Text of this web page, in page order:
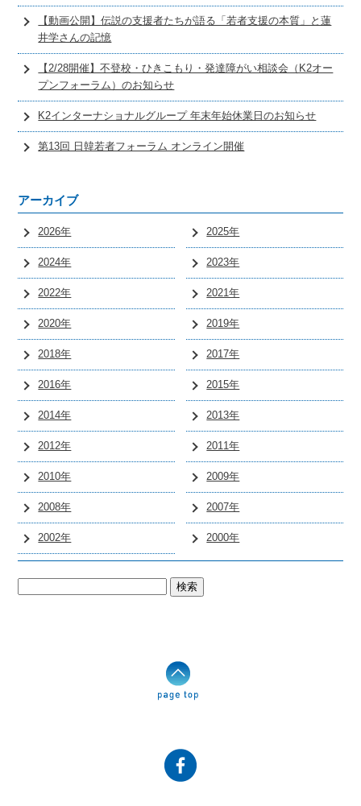
【動画公開】伝説の支援者たちが語る「若者支援の本質」と蓮
井学さんの記憶
【2/28開催】不登校・ひきこもり・発達障がい相談会（K2オー
プンフォーラム）のお知らせ
K2インターナショナルグループ 年末年始休業日のお知らせ
第13回 日韓若者フォーラム オンライン開催
アーカイブ
2026年 2025年
2024年 2023年
2022年 2021年
2020年 2019年
2018年 2017年
2016年 2015年
2014年 2013年
2012年 2011年
2010年 2009年
2008年 2007年
2002年 2000年